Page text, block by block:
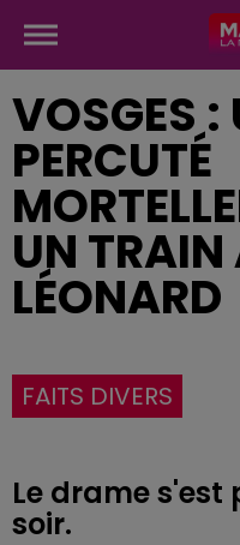
VOSGES :
PERCUTÉ
UN
LÉONARD
FAITS DIVERS
Le drame
soir.